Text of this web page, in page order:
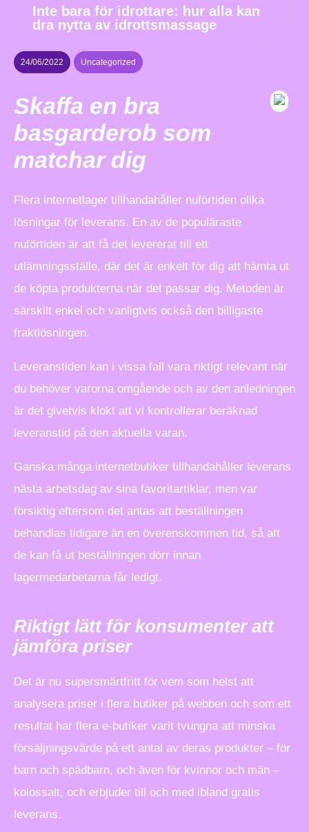
Inte bara för idrottare: hur alla kan
dra nytta av idrottsmassage
24/06/2022 Uncategorized
Skaffa en bra
basgarderob som
matchar dig
Flera internetlager tillhandahåller nuförtiden olika
lösningar för leverans. En av de populäraste
nuförtiden är att få det levererat till ett
utlämningsställe, där det är enkelt för dig att hämta ut
de köpta produkterna när det passar dig. Metoden är
särskilt enkel och vanligtvis också den billigaste
fraktlösningen.
Leveranstiden kan i vissa fall vara riktigt relevant när
du behöver varorna omgående och av den anledningen
är det givetvis klokt att vi kontrollerar beräknad
leveranstid på den aktuella varan.
Ganska många internetbutiker tillhandahåller leverans
nästa arbetsdag av sina favoritartiklar, men var
försiktig eftersom det antas att beställningen
behandlas tidigare än en överenskommen tid, så att
de kan få ut beställningen dörr innan
lagermedarbetarna får ledigt.
Riktigt lätt för konsumenter att
jämföra priser
Det är nu supersmärtfritt för vem som helst att
analysera priser i flera butiker på webben och som ett
resultat har flera e-butiker varit tvungna att minska
försäljningsvärde på ett antal av deras produkter – för
barn och spädbarn, och även för kvinnor och män –
kolossalt, och erbjuder till och med ibland gratis
leverans.